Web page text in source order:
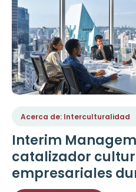
Acerca de: Interculturalidad
Interim
catalizador
empresariales